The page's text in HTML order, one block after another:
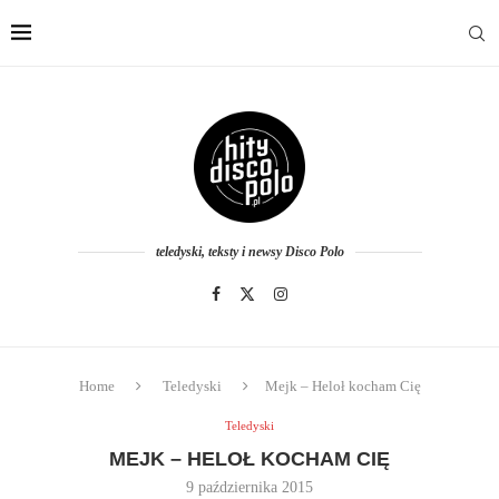
teledyski, teksty i newsy Disco Polo
Home Teledyski Mejk – Heloł kocham Cię
Teledyski
MEJK – HELOŁ KOCHAM CIĘ
9 października 2015